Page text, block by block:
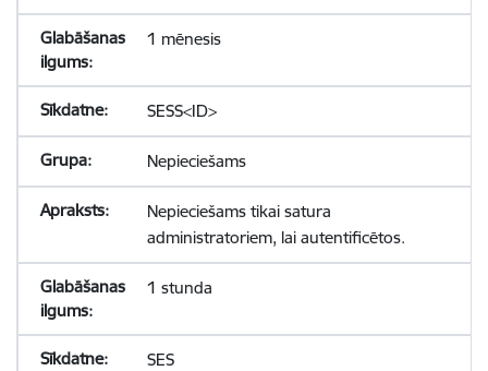
1 mēnesis
SESS<ID>
Nepieciešams
Nepieciešams tikai satura
administratoriem, lai autentificētos.
1 stunda
SES